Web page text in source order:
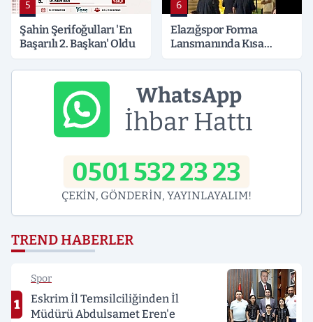
5
Şahin Şerifoğulları 'En
Başarılı 2. Başkan' Oldu
6
Elazığspor Forma
Lansmanında Kısa
WhatsApp
İhbar Hattı
0501 532 23 23
ÇEKİN, GÖNDERİN, YAYINLAYALIM!
TREND HABERLER
1
Spor
Eskrim İl Temsilciliğinden İl
Müdürü Abdulsamet Eren'e